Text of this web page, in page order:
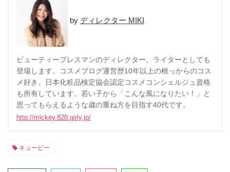
ディレクター MIKI
ビューティープレスマンのディレクター。ライターとしても
登場します。コスメブログ運営歴10年以上の根っからのコス
メ好き。日本化粧品検定協会認定コスメコンシェルジュ資格
も所有しています。若い子から「こんな風になりたい！」と
思ってもらえるような歳の重ね方を目指す40代です。
http://mickey.828.girly.jp/
キューピー